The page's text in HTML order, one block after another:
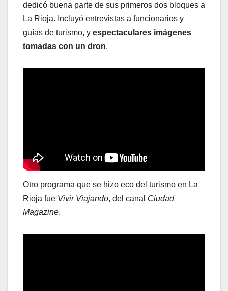
dedicó buena parte de sus primeros dos bloques a
La Rioja. Incluyó entrevistas a funcionarios y
guías de turismo, y espectaculares imágenes
tomadas con un dron.
Otro programa que se hizo eco del turismo en La
Rioja fue Vivir Viajando, del canal Ciudad
Magazine.